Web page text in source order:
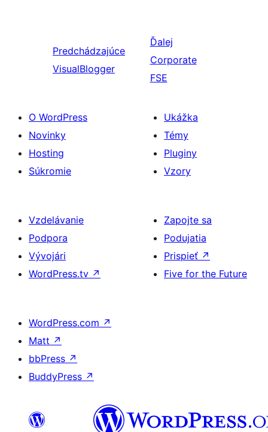
Predchádzajúce
VisualBlogger
Ďalej
Corporate
FSE
O WordPress
Novinky
Hosting
Súkromie
Ukážka
Témy
Pluginy
Vzory
Vzdelávanie
Podpora
Vývojári
WordPress.tv ↗
Zapojte sa
Podujatia
Prispieť ↗
Five for the Future
WordPress.com ↗
Matt ↗
bbPress ↗
BuddyPress ↗